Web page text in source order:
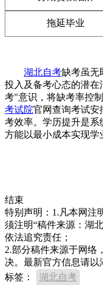
拖延毕业
湖北自考缺考虽无
投入及备考心态的潜
考"意识，将缺考率控
考试院官网查询考试安
考效率。学历提升是系
方能以最小成本实现学
结束
特别声明：1.凡本网注
须注明“稿件来源：湖
依法追究责任；
2.部分稿件来源于网络
决。最新官方信息请以
标签：
湖北自考